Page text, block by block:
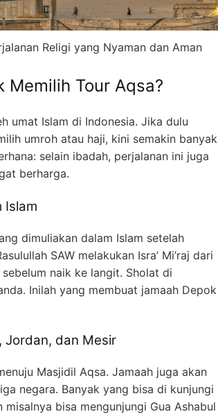
Religi yang Nyaman dan Aman
Memilih Tour Aqsa?
umat Islam di Indonesia. Jika dulu
umroh atau haji, kini semakin banyak
selain ibadah, perjalanan ini juga
berharga.
Islam
dimuliakan dalam Islam setelah
SAW melakukan Isra’ Mi’raj dari
naik ke langit. Sholat di
Inilah yang membuat jamaah Depok
Jordan, dan Mesir
Masjidil Aqsa. Jamaah juga akan
negara. Banyak yang bisa di kunjungi
bisa mengunjungi Gua Ashabul